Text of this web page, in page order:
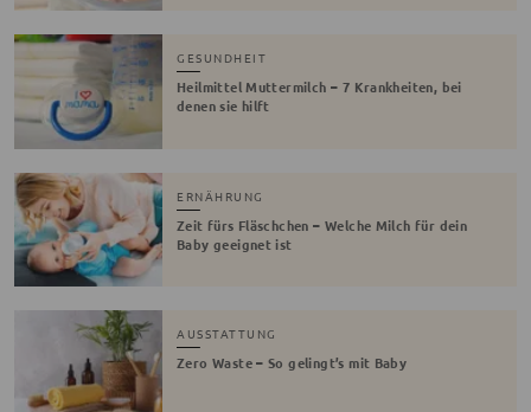
GESUNDHEIT
Heilmittel Muttermilch – 7 Krankheiten, bei
denen sie hilft
ERNÄHRUNG
Zeit fürs Fläschchen – Welche Milch für dein
Baby geeignet ist
AUSSTATTUNG
Zero Waste – So gelingt’s mit Baby